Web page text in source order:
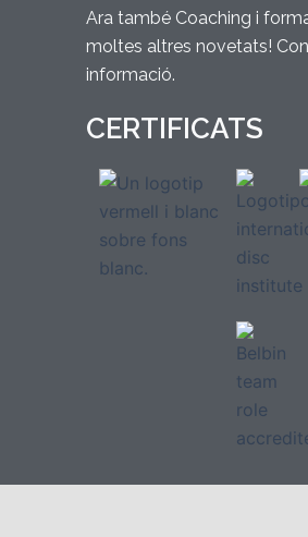
Ara també Coaching i
moltes altres novetats!
informació.
CERTIFICATS